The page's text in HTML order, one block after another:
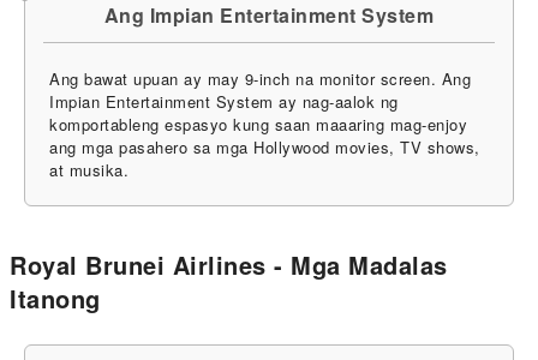
Ang Impian Entertainment System
Ang bawat upuan ay may 9-inch na monitor screen. Ang
Impian Entertainment System ay nag-aalok ng
komportableng espasyo kung saan maaaring mag-enjoy
ang mga pasahero sa mga Hollywood movies, TV shows,
at musika.
Royal Brunei Airlines - Mga Madalas
Itanong